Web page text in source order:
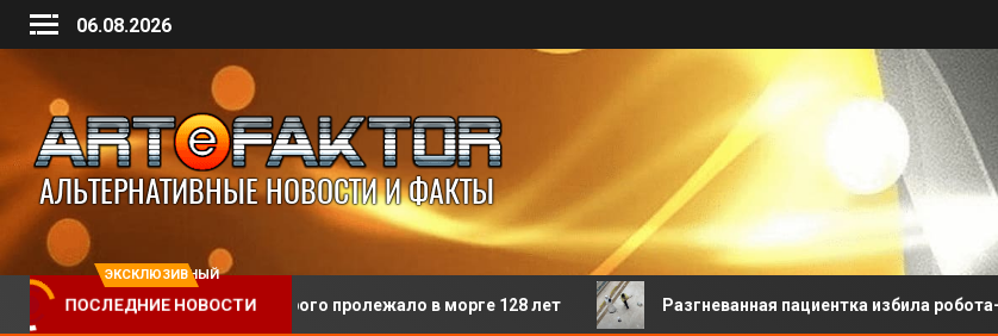
06.08.2026
ЭКСКЛЮЗИВНЫЙ
ПОСЛЕДНИЕ НОВОСТИ
человека, тело которого пролежало в морге 128 лет Разгневанная пациентка избила робота-